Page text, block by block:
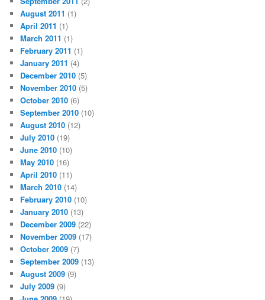
August 2011 (1)
April 2011 (1)
March 2011 (1)
February 2011 (1)
January 2011 (4)
December 2010 (5)
November 2010 (5)
October 2010 (6)
September 2010 (10)
August 2010 (12)
July 2010 (19)
June 2010 (10)
May 2010 (16)
April 2010 (11)
March 2010 (14)
February 2010 (10)
January 2010 (13)
December 2009 (22)
November 2009 (17)
October 2009 (7)
September 2009 (13)
August 2009 (9)
July 2009 (9)